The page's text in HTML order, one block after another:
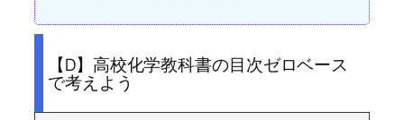
【D】高校化学教科書の目次ゼロベース
で考えよう